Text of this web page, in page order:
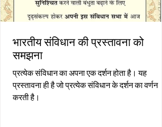
भारतीय संविधान की प्रस्तावना को
समझना
प्रत्येक संविधान का अपना एक दर्शन होता है। यह
प्रस्तावना ही है जो प्रत्येक संविधान के दर्शन का वर्णन
करती है।